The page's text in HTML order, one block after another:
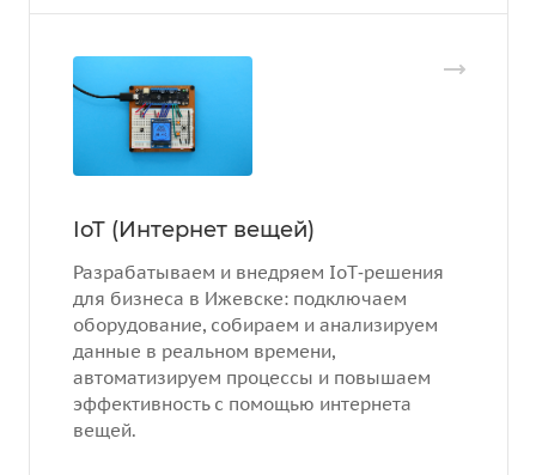
IoT (Интернет вещей)
Разрабатываем и внедряем IoT‑решения
для бизнеса в Ижевске: подключаем
оборудование, собираем и анализируем
данные в реальном времени,
автоматизируем процессы и повышаем
эффективность с помощью интернета
вещей.